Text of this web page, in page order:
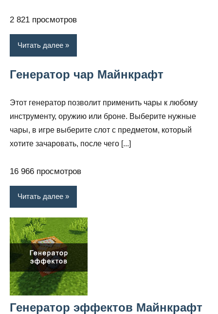
2 821 просмотров
Читать далее
Генератор чар Майнкрафт
Этот генератор позволит применить чары к любому
инструменту, оружию или броне. Выберите нужные
чары, в игре выберите слот с предметом, который
хотите зачаровать, после чего [...]
16 966 просмотров
Читать далее
Генератор эффектов Майнкрафт